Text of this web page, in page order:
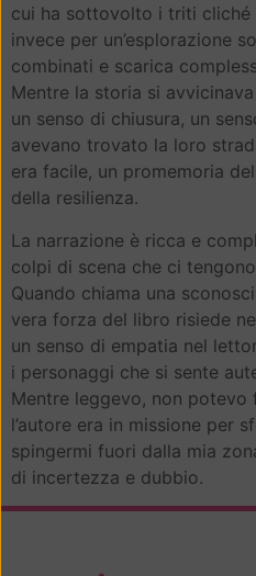
cui ha sottovolto i triti cliché
invece per un’esplorazione
combinati e scarica
Mentre la storia si
un senso di chiusura, un
avevano trovato la loro
era facile, un promemoria
della resilienza.
La narrazione è ricca e
colpi di scena che ci
Quando chiama una
vera forza del libro risiede
un senso di empatia nel
i personaggi che si sente
Mentre leggevo, non potevo
l’autore era in missione per
spingermi fuori dalla mia
di incertezza e dubbio.